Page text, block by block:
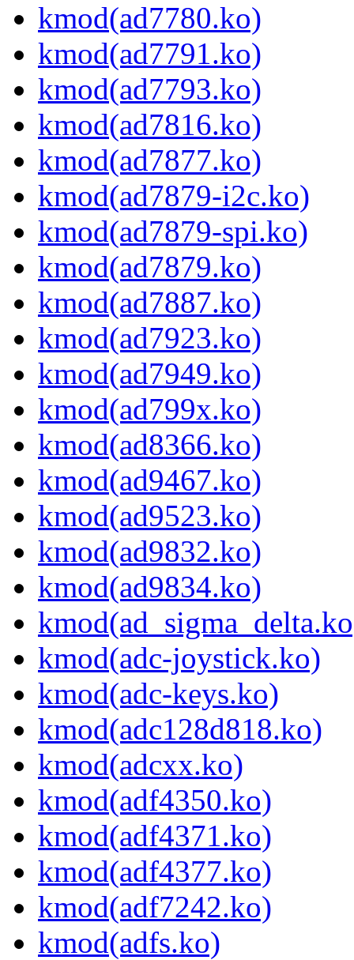
kmod(ad7780.ko)
kmod(ad7791.ko)
kmod(ad7793.ko)
kmod(ad7816.ko)
kmod(ad7877.ko)
kmod(ad7879-i2c.ko)
kmod(ad7879-spi.ko)
kmod(ad7879.ko)
kmod(ad7887.ko)
kmod(ad7923.ko)
kmod(ad7949.ko)
kmod(ad799x.ko)
kmod(ad8366.ko)
kmod(ad9467.ko)
kmod(ad9523.ko)
kmod(ad9832.ko)
kmod(ad9834.ko)
kmod(adc-joystick.ko)
kmod(adc-keys.ko)
kmod(adc128d818.ko)
kmod(adcxx.ko)
kmod(adf4350.ko)
kmod(adf4371.ko)
kmod(adf4377.ko)
kmod(adf7242.ko)
kmod(adfs.ko)